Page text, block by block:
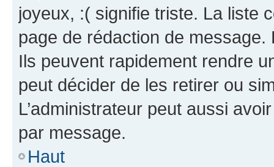
joyeux, :( signifie triste. La liste
page de rédaction de
Ils peuvent rapidement rendre
peut décider de les retirer ou
L’administrateur peut aussi
par message.
Haut